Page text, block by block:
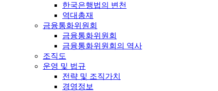
한국은행법의 변천
역대총재
금융통화위원회
금융통화위원회
금융통화위원회의 역사
조직도
운영 및 법규
전략 및 조직가치
경영정보